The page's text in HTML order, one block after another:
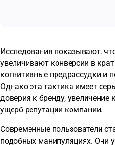
Исследования показывают,
увеличивают конверсии в
когнитивные предрассудки и
Однако эта тактика имеет
доверия к бренду, увеличение
ущерб репутации компании.
Современные пользователи
подобных манипуляциях. Они